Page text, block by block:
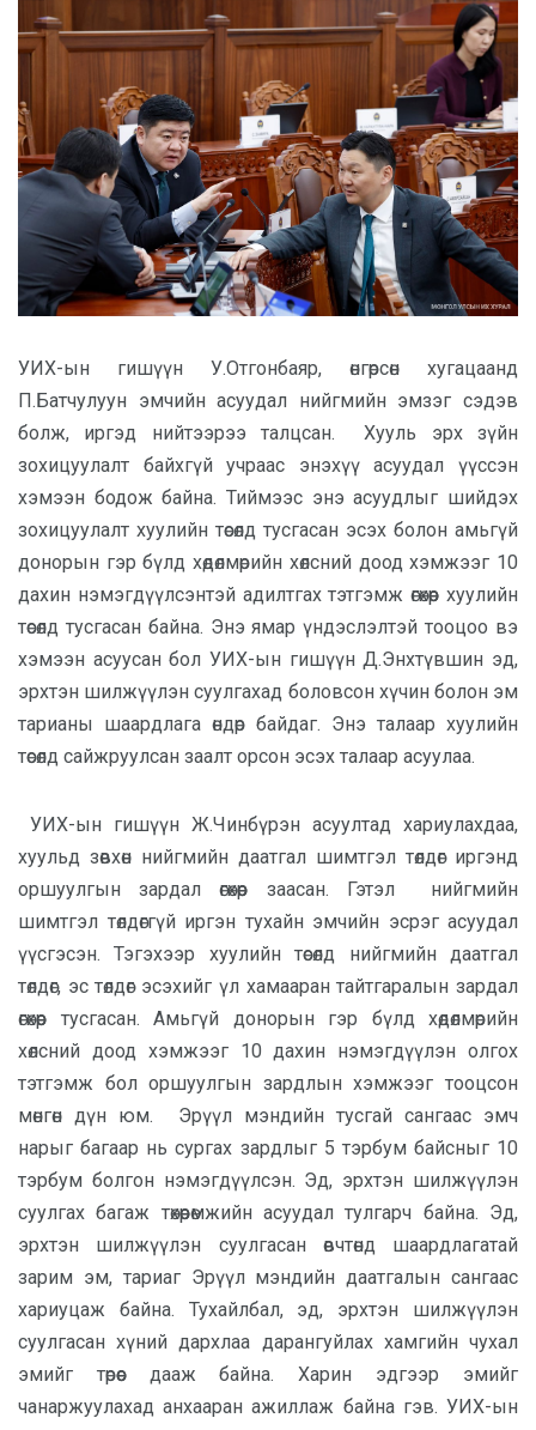
УИХ-ын гишүүн У.Отгонбаяр, өнгөрсөн хугацаанд
П.Батчулуун эмчийн асуудал нийгмийн эмзэг сэдэв
болж, иргэд нийтээрээ талцсан.
Хууль эрх зүйн
зохицуулалт байхгүй учраас энэхүү асуудал үүссэн
хэмээн бодож байна. Тиймээс энэ асуудлыг шийдэх
зохицуулалт хуулийн төсөлд тусгасан эсэх болон амьгүй
донорын гэр бүлд хөдөлмөрийн хөлсний доод хэмжээг 10
дахин нэмэгдүүлсэнтэй адилтгах тэтгэмж өгөхөөр хуулийн
төсөлд тусгасан байна. Энэ ямар үндэслэлтэй тооцоо вэ
хэмээн асуусан бол УИХ-ын гишүүн Д.Энхтүвшин эд,
эрхтэн шилжүүлэн суулгахад боловсон хүчин болон эм
тарианы шаардлага өндөр байдаг. Энэ талаар хуулийн
төсөлд сайжруулсан заалт орсон эсэх талаар асуулаа.
УИХ-ын гишүүн Ж.Чинбүрэн асуултад хариулахдаа,
хуульд зөвхөн нийгмийн даатгал шимтгэл төлдөг иргэнд
оршуулгын зардал өгөхөөр заасан. Гэтэл нийгмийн
шимтгэл төлдөггүй иргэн тухайн эмчийн эсрэг асуудал
үүсгэсэн. Тэгэхээр хуулийн төсөлд нийгмийн даатгал
төлдөг, эс төлдөг эсэхийг үл хамааран тайтгаралын зардал
өгөхөөр тусгасан. Амьгүй донорын гэр бүлд хөдөлмөрийн
хөлсний доод хэмжээг 10 дахин нэмэгдүүлэн олгох
тэтгэмж бол оршуулгын зардлын хэмжээг тооцсон
мөнгөн дүн юм. Эрүүл мэндийн тусгай сангаас эмч
нарыг багаар нь сургах зардлыг 5 тэрбум байсныг 10
тэрбум болгон нэмэгдүүлсэн. Эд, эрхтэн шилжүүлэн
суулгах багаж төхөөрөмжийн асуудал тулгарч байна. Эд,
эрхтэн шилжүүлэн суулгасан өвчтөнд шаардлагатай
зарим эм, тариаг Эрүүл мэндийн даатгалын сангаас
хариуцаж байна. Тухайлбал, эд, эрхтэн шилжүүлэн
суулгасан хүний дархлаа дарангуйлах хамгийн чухал
эмийг төрөөс дааж байна. Харин эдгээр эмийг
чанаржуулахад анхааран ажиллаж байна гэв. УИХ-ын